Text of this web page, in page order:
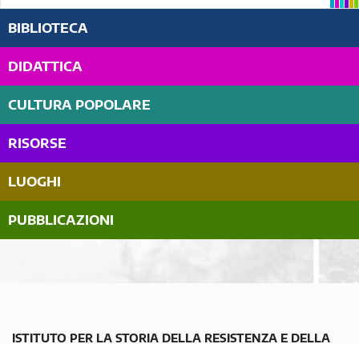
BIBLIOTECA
DIDATTICA
CULTURA POPOLARE
RISORSE
LUOGHI
PUBBLICAZIONI
ISTITUTO PER LA STORIA DELLA RESISTENZA E DELLA